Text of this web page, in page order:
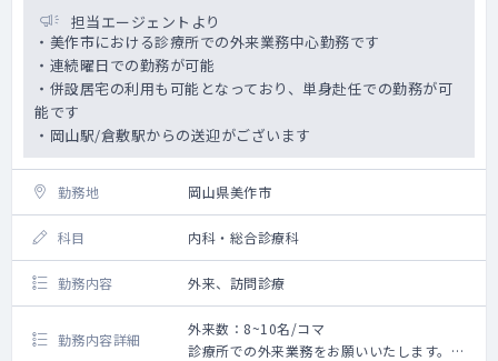
担当エージェントより
・美作市における診療所での外来業務中心勤務です
・連続曜日での勤務が可能
・併設居宅の利用も可能となっており、単身赴任での勤務が可
能です
・岡山駅/倉敷駅からの送迎がございます
勤務地 岡山県美作市
科目 内科・総合診療科
勤務内容 外来、訪問診療
勤務内容詳細
外来数：8~10名/コマ
診療所での外来業務をお願いいたします。